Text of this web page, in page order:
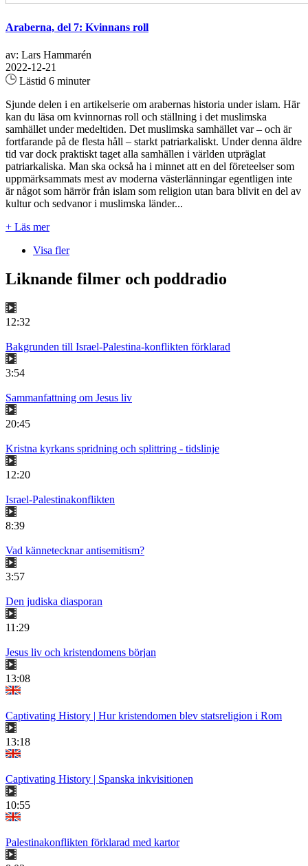
Araberna, del 7: Kvinnans roll
av: Lars Hammarén
2022-12-21
Lästid 6 minuter
Sjunde delen i en artikelserie om arabernas historia under islam. Här
kan du läsa om kvinnornas roll och ställning i det muslimska
samhället under medeltiden. Det muslimska samhället var – och är
fortfarande på de flesta håll – starkt patriarkaliskt. Under denna äldre
tid var dock praktiskt taget alla samhällen i världen utpräglat
patriarkaliska. Man ska också ha i minnet att en del företeelser som
uppmärksammats mest av moderna västerlänningar egentligen inte
är något som härrör från islam som religion utan bara blivit en del av
kultur och sedvanor i muslimska länder...
+ Läs mer
Visa fler
Liknande filmer och poddradio
12:32
Bakgrunden till Israel-Palestina-konflikten förklarad
3:54
Sammanfattning om Jesus liv
20:45
Kristna kyrkans spridning och splittring - tidslinje
12:20
Israel-Palestinakonflikten
8:39
Vad kännetecknar antisemitism?
3:57
Den judiska diasporan
11:29
Jesus liv och kristendomens början
13:08
Captivating History | Hur kristendomen blev statsreligion i Rom
13:18
Captivating History | Spanska inkvisitionen
10:55
Palestinakonflikten förklarad med kartor